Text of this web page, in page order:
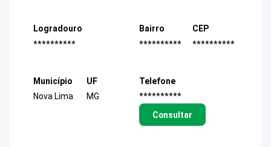
Logradouro
**********
Bairro
**********
CEP
**********
Município
Nova Lima
UF
MG
Telefone
**********
Consultar